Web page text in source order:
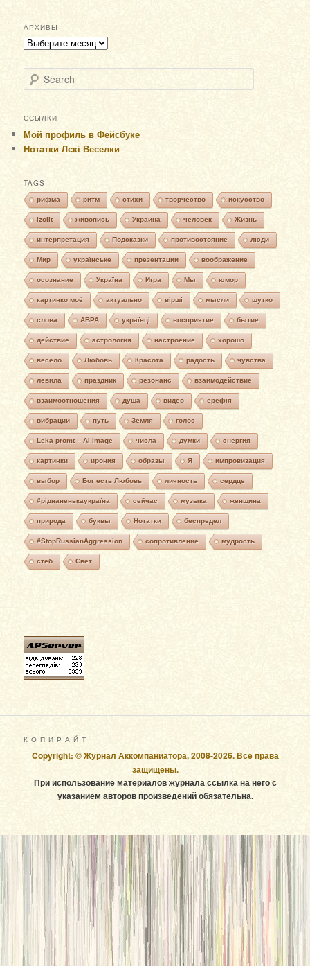
АРХИВЫ
Архивы
Search
ССЫЛКИ
Мой профиль в Фейсбуке
Нотатки Лєкі Веселки
TAGS
рифма ритм стихи творчество искусство
izolit живопись Украина человек Жизнь
интерпретация Подсказки противостояние люди
Мир українське презентации воображение
осознание Україна Игра Мы юмор
картинко моё актуально вірші мысли шутко
слова АВРА українці восприятие бытие
действие астрология настроение хорошо
весело Любовь Красота радость чувства
левила праздник резонанс взаимодействие
взаимоотношения душа видео ерефія
вибрации путь Земля голос
Leka promt – AI image числа думки энергия
картинки ирония образы Я импровизация
выбор Бог есть Любовь личность сердце
#ріднаненькаукраїна сейчас музыка женщина
природа буквы Нотатки беспредел
#StopRussianAggression сопротивление мудрость
стёб Свет
К О П И Р А Й Т
Copyright: © Журнал Аккомпаниатора, 2008-2026. Все права
защищены.
При использование материалов журнала ссылка на него с
указанием авторов произведений обязательна.